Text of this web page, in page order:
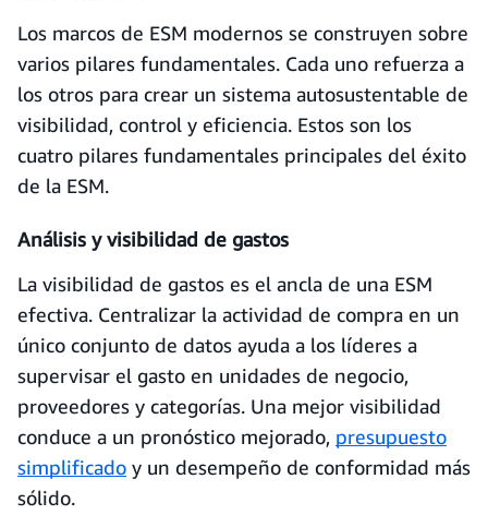
Los marcos de ESM modernos se construyen sobre
varios pilares fundamentales. Cada uno refuerza a
los otros para crear un sistema autosustentable de
visibilidad, control y eficiencia. Estos son los
cuatro pilares fundamentales principales del éxito
de la ESM.
Análisis y visibilidad de gastos
La visibilidad de gastos es el ancla de una ESM
efectiva. Centralizar la actividad de compra en un
único conjunto de datos ayuda a los líderes a
supervisar el gasto en unidades de negocio,
proveedores y categorías. Una mejor visibilidad
conduce a un pronóstico mejorado, presupuesto
simplificado y un desempeño de conformidad más
sólido.